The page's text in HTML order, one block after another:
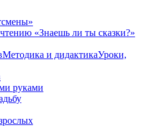
«Знаешь ли ты сказки?»
Методика и дидактикаУроки,
руками